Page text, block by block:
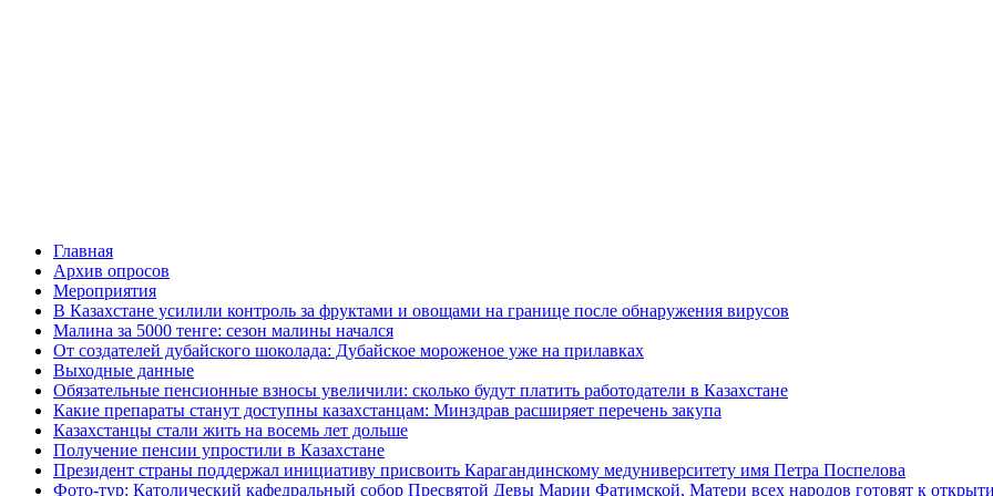
Главная
Архив опросов
Мероприятия
В Казахстане усилили контроль за фруктами и овощами на границе после обнаружения вирусов
Малина за 5000 тенге: сезон малины начался
От создателей дубайского шоколада: Дубайское мороженое уже на прилавках
Выходные данные
Обязательные пенсионные взносы увеличили: сколько будут платить работодатели в Казахстане
Какие препараты станут доступны казахстанцам: Минздрав расширяет перечень закупа
Казахстанцы стали жить на восемь лет дольше
Получение пенсии упростили в Казахстане
Президент страны поддержал инициативу присвоить Карагандинскому медуниверситету имя Петра Поспелова
Фото-тур: Католический кафедральный собор Пресвятой Девы Марии Фатимской, Матери всех народов готовят к